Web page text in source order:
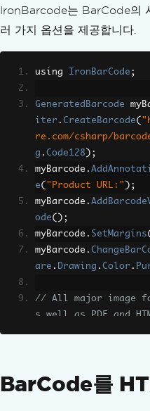
IronBarcode는 BarCode의
러 가지 옵션을 제공합니다.
using IronBarCode ;
GeneratedBarcode
iter . CreateBarcode(
re.com/csharp/
g . Code128 );
myBarcode .
e( "Product URL:" );
myBarcode .
ode();
myBarcode . SetMargins(
myBarcode .
are . Drawing . Color .
// All major image
s well as PDF and
BarCode를